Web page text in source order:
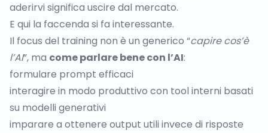
aderirvi significa uscire dal mercato.
E qui la faccenda si fa interessante.
Il focus del training non è un generico “capire cos’è
l’AI”, ma come parlare bene con l’AI:
formulare prompt efficaci
interagire in modo produttivo con tool interni basati
su modelli generativi
imparare a ottenere output utili invece di risposte